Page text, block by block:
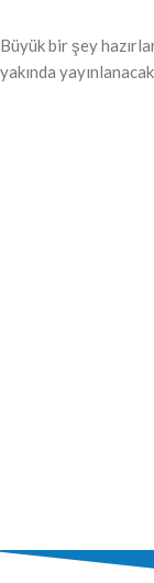
Büyük bir şey
yakında